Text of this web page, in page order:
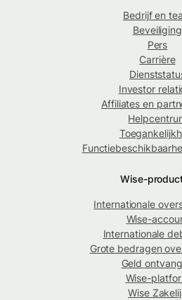
Bedrijf en
Beveiliging
Pers
Carrière
Investor
Affiliates en
Wise-
Internationale
Wise-
Internationale
Grote bedragen
Geld
Wise-
Wise